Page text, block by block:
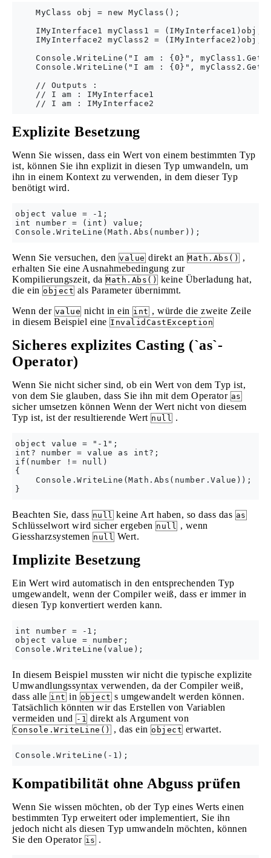
    MyClass obj = new MyClass();
    IMyInterface1 myClass1 = (IMyInterface1)obj;
    IMyInterface2 myClass2 = (IMyInterface2)obj;
Console.WriteLine("I am : {0}",
Console.WriteLine("I am : {0}",
    // Outputs :
    // I am : IMyInterface1
Explizite Besetzung
Wenn Sie wissen, dass ein Wert von einem bestimmten Typ
ist, können Sie ihn explizit in diesen Typ umwandeln, um
ihn in einem Kontext zu verwenden, in dem dieser Typ
benötigt wird.
object value = -1;
int number = (int) value;
Wenn Sie versuchen, den value direkt an Math.Abs()
,
erhalten Sie eine Ausnahmebedingung zur
Kompilierungszeit, da Math.Abs() keine Überladung hat,
die ein object als Parameter übernimmt.
Wenn der value nicht in ein int , würde die zweite Zeile
in diesem Beispiel eine InvalidCastException
Sicheres explizites Casting (`as`-
Operator)
Wenn Sie nicht sicher sind, ob ein Wert von dem Typ ist,
von dem Sie glauben, dass Sie ihn mit dem Operator as
sicher umsetzen können Wenn der Wert nicht von diesem
Typ ist, ist der resultierende Wert null .
object value = "-1";
int? number = value as int?;
if(number != null)
{
    Console.WriteLine(Math.Abs(number.Value));
Beachten Sie, dass null keine Art haben, so dass das as
Schlüsselwort wird sicher ergeben null , wenn
Giessharzsystemen null Wert.
Implizite Besetzung
Ein Wert wird automatisch in den entsprechenden Typ
umgewandelt, wenn der Compiler weiß, dass er immer in
diesen Typ konvertiert werden kann.
int number = -1;
object value = number;
In diesem Beispiel mussten wir nicht die typische explizite
Umwandlungssyntax verwenden, da der Compiler weiß,
dass alle int in object s umgewandelt werden können.
Tatsächlich könnten wir das Erstellen von Variablen
vermeiden und -1 direkt als Argument von
Console.WriteLine() , das ein object erwartet.
Kompatibilität ohne Abguss prüfen
Wenn Sie wissen möchten, ob der Typ eines Werts einen
bestimmten Typ erweitert oder implementiert, Sie ihn
jedoch nicht als diesen Typ umwandeln möchten, können
Sie den Operator is .